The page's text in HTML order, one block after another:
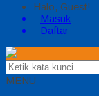
Halo, Guest!
Masuk
Daftar
MENU